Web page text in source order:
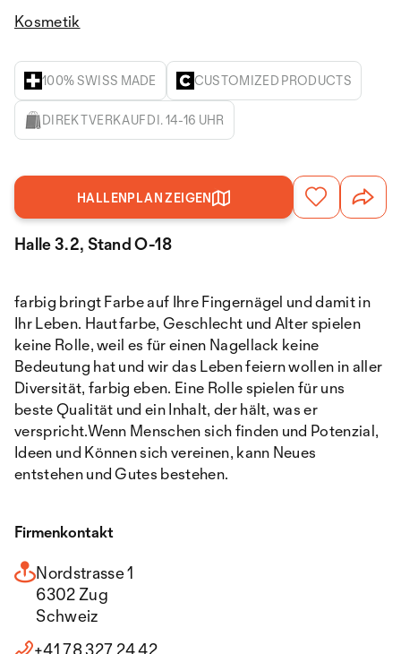
Kosmetik
100% SWISS MADE CUSTOMIZED PRODUCTS
DIREKTVERKAUF DI. 14-16 UHR
HALLENPLAN ZEIGEN
Halle 3.2, Stand O-18
farbig bringt Farbe auf Ihre Fingernägel und damit in
Ihr Leben. Hautfarbe, Geschlecht und Alter spielen
keine Rolle, weil es für einen Nagellack keine
Bedeutung hat und wir das Leben feiern wollen in aller
Diversität, farbig eben. Eine Rolle spielen für uns
beste Qualität und ein Inhalt, der hält, was er
verspricht.Wenn Menschen sich finden und Potenzial,
Ideen und Können sich vereinen, kann Neues
entstehen und Gutes bestehen.
Firmenkontakt
Nordstrasse 1
6302 Zug
Schweiz
+41 78 327 24 42